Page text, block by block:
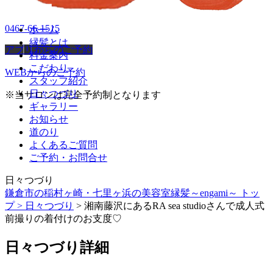
0467-66-1515
アプリからのご予約
WEBからのご予約
※当サロンは完全予約制となります
ホーム
縁髪とは
料金案内
こだわり
スタッフ紹介
日々つづり
ギャラリー
お知らせ
道のり
よくあるご質問
ご予約・お問合せ
日々つづり
鎌倉市の稲村ヶ崎・七里ヶ浜の美容室縁髪～engami～ トッ
プ > 日々つづり > 湘南藤沢にあるRA sea studioさんで成人式
前撮りの着付けのお支度♡
日々つづり詳細